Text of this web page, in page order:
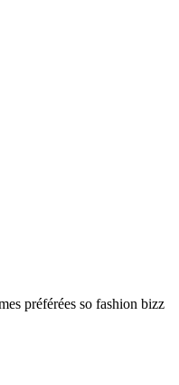
préférées so fashion bizz